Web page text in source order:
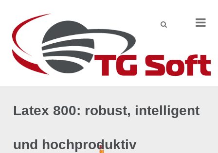
X
Latex 800: robust, intelligent
und hochproduktiv